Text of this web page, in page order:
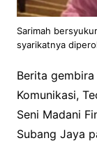
Sarimah
syarikatnya
Berita
Komunikasi,
Seni Madani
Subang Jaya